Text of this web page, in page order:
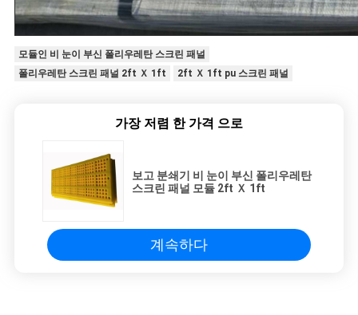
모듈인 비 눈이 부신 폴리우레탄 스크린 패널
폴리우레탄 스크린 패널 2ft Ｘ 1ft
2ft Ｘ 1ft pu 스크린 패널
가장 저렴 한 가격 으로
보고 분쇄기 비 눈이 부신 폴리우레탄
스크린 패널 모듈 2ft Ｘ 1ft
계속하다